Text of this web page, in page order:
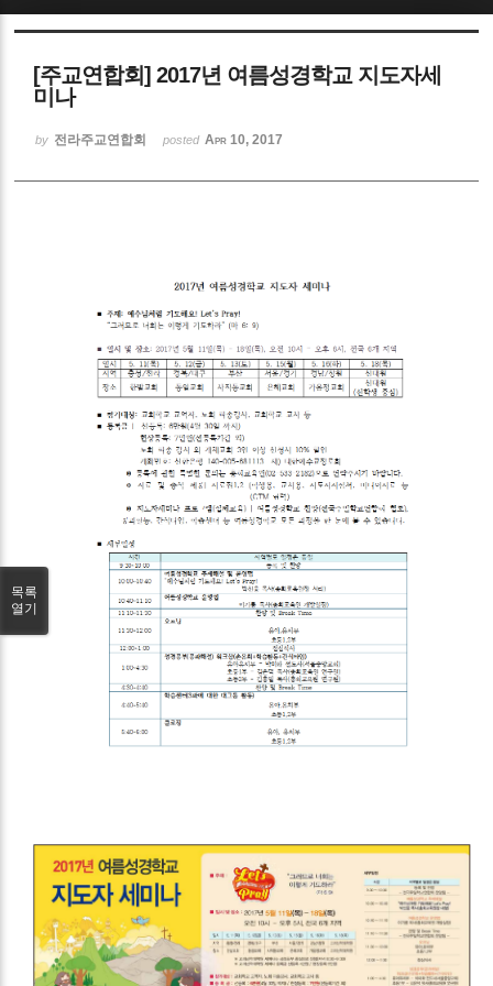
[주교연합회] 2017년 여름성경학교 지도자세
미나
by 전라주교연합회 posted Apr 10, 2017
목록
열기
Sketchbook5, 스케치북5